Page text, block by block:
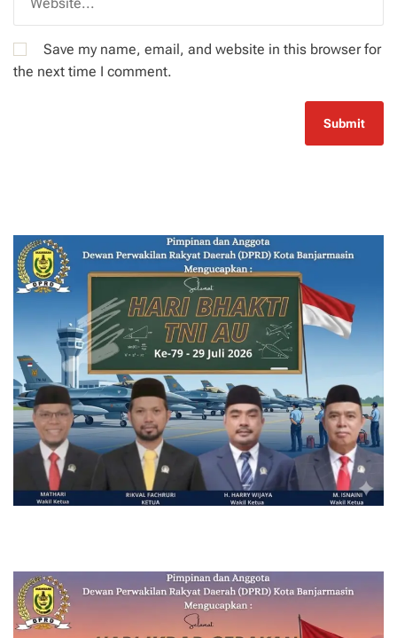
Save my name, email, and website in this browser for
the next time I comment.